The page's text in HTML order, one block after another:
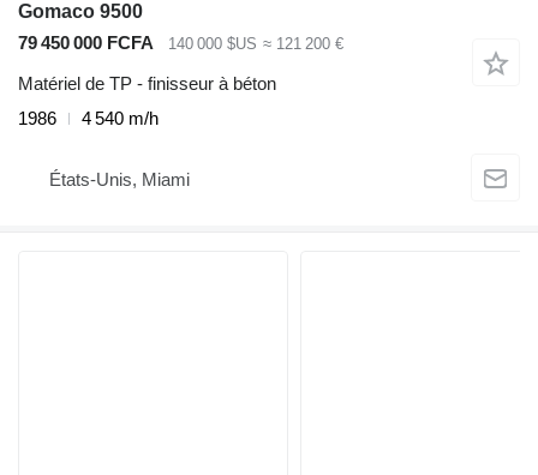
Gomaco 9500
79 450 000 FCFA
140 000 $US ≈ 121 200 €
Matériel de TP - finisseur à béton
1986
4 540 m/h
États-Unis, Miami